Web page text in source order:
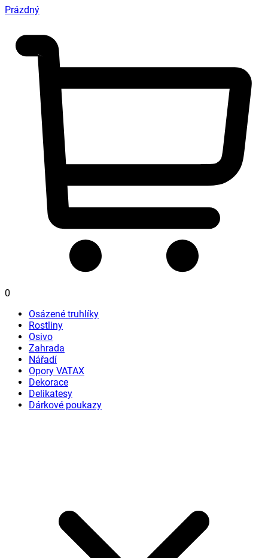
Prázdný
0
Osázené truhlíky
Rostliny
Osivo
Zahrada
Nářadí
Opory VATAX
Dekorace
Delikatesy
Dárkové poukazy